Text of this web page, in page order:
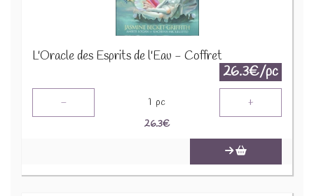
L'Oracle des Esprits de l'Eau - Coffret
26.3€/pc
- 1 pc +
26.3€